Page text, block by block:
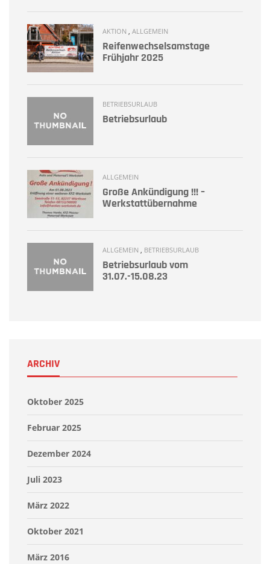
AKTION , ALLGEMEIN
Reifenwechselsamstage
Frühjahr 2025
BETRIEBSURLAUB
Betriebsurlaub
ALLGEMEIN
Große Ankündigung !!! –
Werkstattübernahme
ALLGEMEIN , BETRIEBSURLAUB
Betriebsurlaub vom
31.07.-15.08.23
ARCHIV
Oktober 2025
Februar 2025
Dezember 2024
Juli 2023
März 2022
Oktober 2021
März 2016